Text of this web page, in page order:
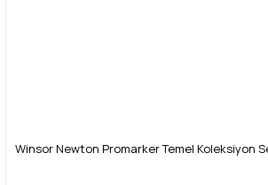
Winsor Newton Promarker Temel Koleksiyon